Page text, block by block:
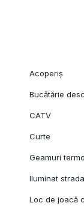
Acoperiș
Bucătărie
CATV
Curte
Geamuri
Iluminat
Loc de joacă